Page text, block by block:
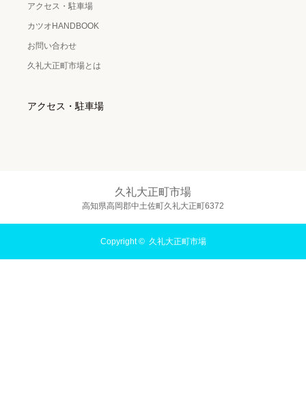
アクセス・駐車場
カツオHANDBOOK
お問い合わせ
久礼大正町市場とは
アクセス・駐車場
久礼大正町市場
高知県高岡郡中土佐町久礼大正町6372
Copyright © 久礼大正町市場